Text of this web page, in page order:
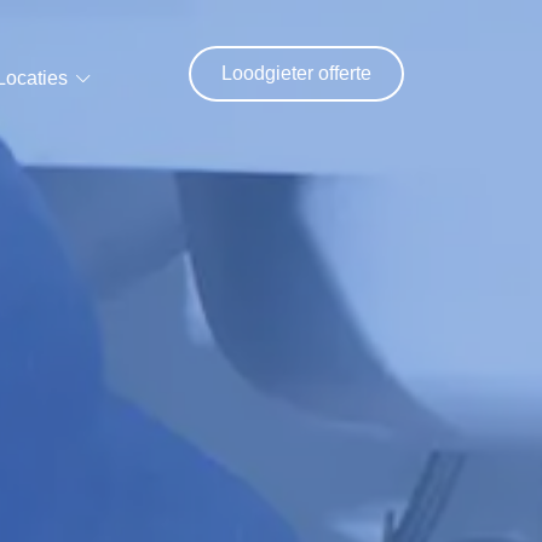
Loodgieter offerte